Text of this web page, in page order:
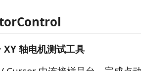
轴电机测试工具